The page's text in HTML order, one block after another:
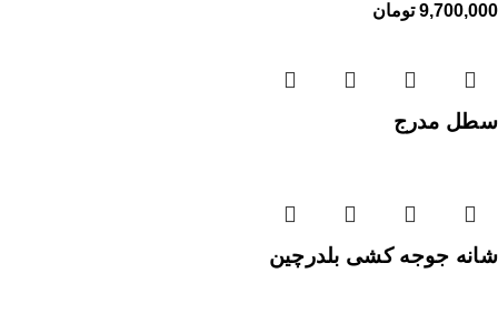
9,700,000 تومان
سطل مدرج
شانه جوجه کشی بلدرچین